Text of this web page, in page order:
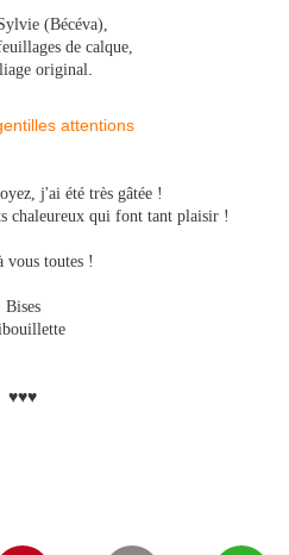
(Bécéva),
de calque,
original
j'ai été très gâtée !
chaleureux qui font tant plaisir !
vous toutes !
Bises
♥♥♥